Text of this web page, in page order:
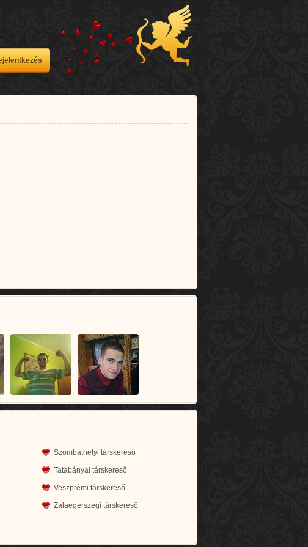
Szombathelyi társkereső
Tatabányai társkereső
Veszprémi társkereső
Zalaegerszegi társkereső